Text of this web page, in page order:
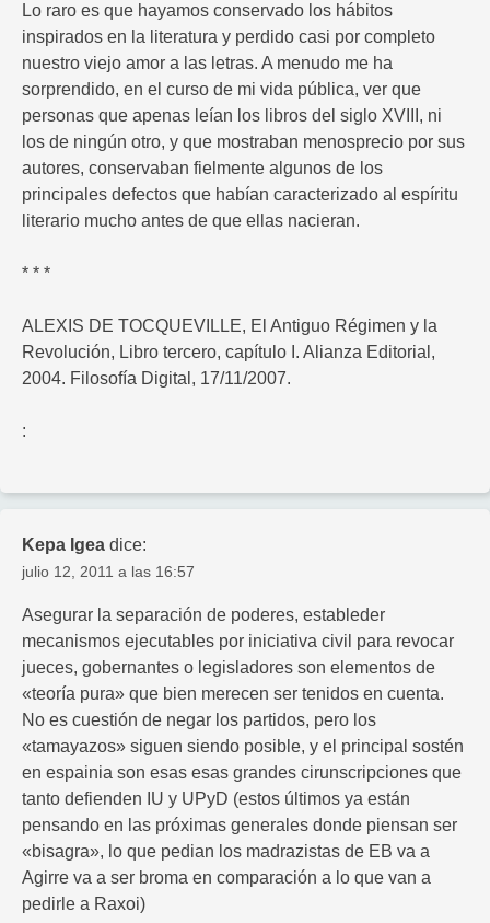
Lo raro es que hayamos conservado los hábitos
inspirados en la literatura y perdido casi por completo
nuestro viejo amor a las letras. A menudo me ha
sorprendido, en el curso de mi vida pública, ver que
personas que apenas leían los libros del siglo XVIII, ni
los de ningún otro, y que mostraban menosprecio por sus
autores, conservaban fielmente algunos de los
principales defectos que habían caracterizado al espíritu
literario mucho antes de que ellas nacieran.
* * *
ALEXIS DE TOCQUEVILLE, El Antiguo Régimen y la
Revolución, Libro tercero, capítulo I. Alianza Editorial,
2004. Filosofía Digital, 17/11/2007.
:
Kepa Igea dice:
julio 12, 2011 a las 16:57
Asegurar la separación de poderes, estableder
mecanismos ejecutables por iniciativa civil para revocar
jueces, gobernantes o legisladores son elementos de
«teoría pura» que bien merecen ser tenidos en cuenta.
No es cuestión de negar los partidos, pero los
«tamayazos» siguen siendo posible, y el principal sostén
en espainia son esas esas grandes cirunscripciones que
tanto defienden IU y UPyD (estos últimos ya están
pensando en las próximas generales donde piensan ser
«bisagra», lo que pedian los madrazistas de EB va a
Agirre va a ser broma en comparación a lo que van a
pedirle a Raxoi)